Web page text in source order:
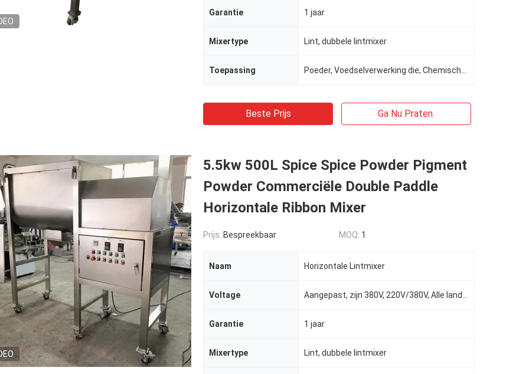
Garantie 1 jaar
Mixertype Lint, dubbele lintmixer
Toepassing
Beste Prijs Ga Nu Praten.
5.5kw 500L Spice Spice Powder Pigment
Powder Commerciële Double Paddle
Horizontale Ribbon Mixer
Prijs: Bespreekbaar MOQ: 1
Naam Horizontale Lintmixer
Voltage
Garantie 1 jaar
Mixertype Lint, dubbele lintmixer